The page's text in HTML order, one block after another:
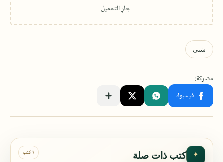
✦ كتب ذات صلة ٦ كتب